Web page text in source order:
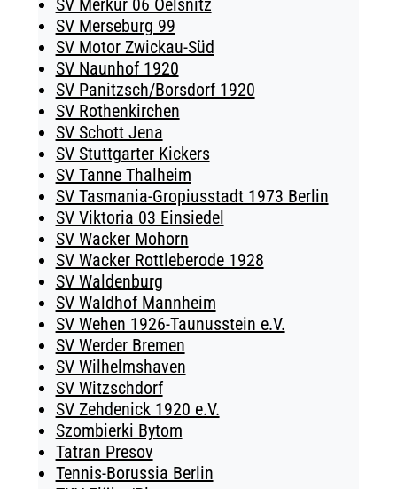
SV Merkur 06 Oelsnitz
SV Merseburg 99
SV Motor Zwickau-Süd
SV Naunhof 1920
SV Panitzsch/​Borsdorf 1920
SV Rothenkirchen
SV Schott Jena
SV Stuttgarter Kickers
SV Tanne Thalheim
SV Tasmania-Gropiusstadt 1973 Berlin
SV Viktoria 03 Einsiedel
SV Wacker Mohorn
SV Wacker Rottleberode 1928
SV Waldenburg
SV Waldhof Mannheim
SV Wehen 1926-Taunusstein e.V.
SV Werder Bremen
SV Wilhelmshaven
SV Witzschdorf
SV Zehdenick 1920 e.V.
Szombierki Bytom
Tatran Presov
Tennis-Borussia Berlin